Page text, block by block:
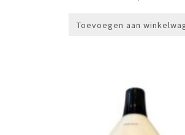
Toevoegen aan